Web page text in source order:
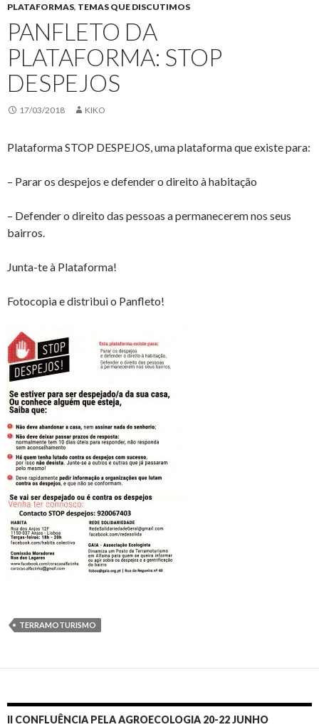
PLATAFORMAS, TEMAS QUE DISCUTIMOS
PANFLETO DA
PLATAFORMA: STOP
DESPEJOS
17/03/2018 KIKO
Plataforma STOP DESPEJOS, uma plataforma que existe para:
– Parar os despejos e defender o direito à habitação
– Defender o direito das pessoas a permanecerem nos seus
bairros.
Junta-te à Plataforma!
Fotocopia e distribui o Panfleto!
TERRAMOTURISMO
II CONFLUÊNCIA PELA AGROECOLOGIA 20-22 JUNHO